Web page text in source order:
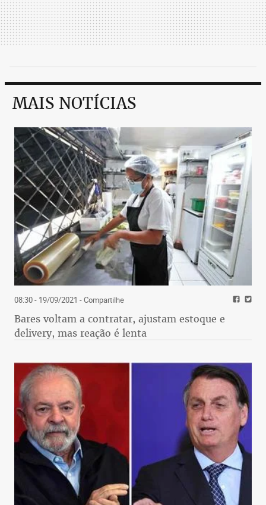
MAIS NOTÍCIAS
08:30 - 19/09/2021 - Compartilhe
Bares voltam a contratar, ajustam estoque e
delivery, mas reação é lenta